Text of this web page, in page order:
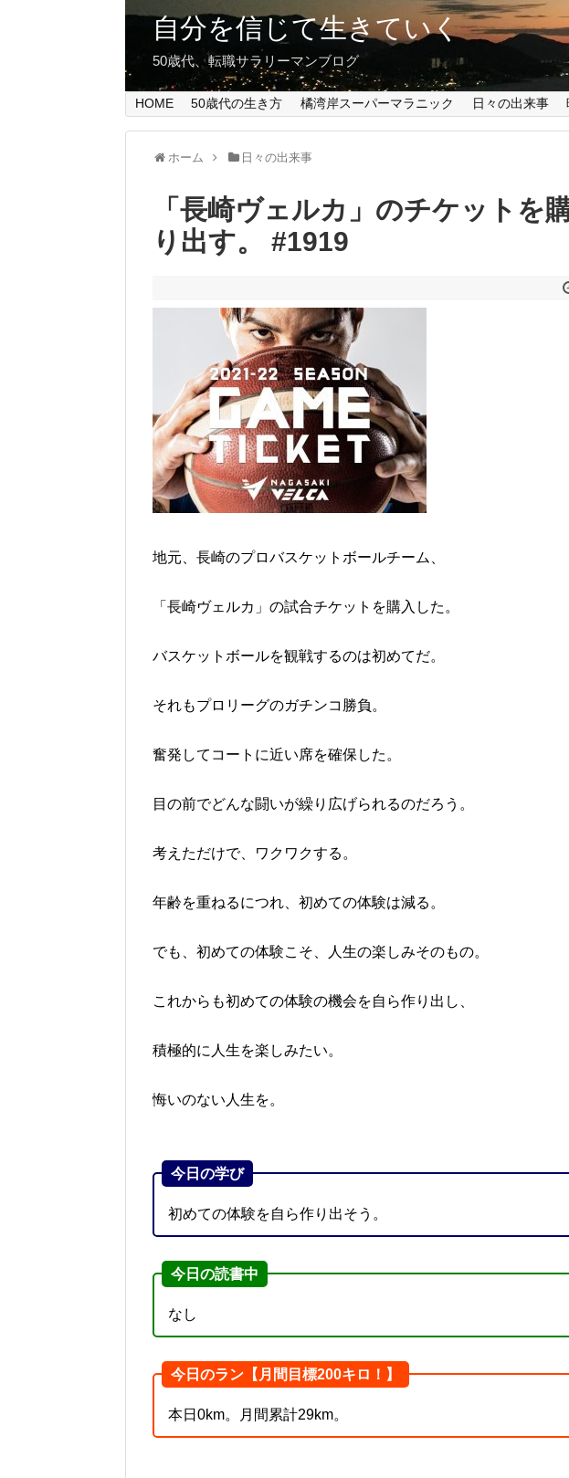
自分を信じて生きていく
50歳代、転職サラリーマンブログ
HOME 50歳代の生き方 橘湾岸スーパーマラニック 日々の出来事
ホーム 日々の出来事
「長崎ヴェルカ」のチケットを
り出す。 #1919
地元、長崎のプロバスケットボールチーム、
「長崎ヴェルカ」の試合チケットを購入した。
バスケットボールを観戦するのは初めてだ。
それもプロリーグのガチンコ勝負。
奮発してコートに近い席を確保した。
目の前でどんな闘いが繰り広げられるのだろう。
考えただけで、ワクワクする。
年齢を重ねるにつれ、初めての体験は減る。
でも、初めての体験こそ、人生の楽しみそのもの。
これからも初めての体験の機会を自ら作り出し、
積極的に人生を楽しみたい。
悔いのない人生を。
今日の学び
初めての体験を自ら作り出そう。
今日の読書中
なし
今日のラン【月間目標200キロ！】
本日0km。月間累計29km。